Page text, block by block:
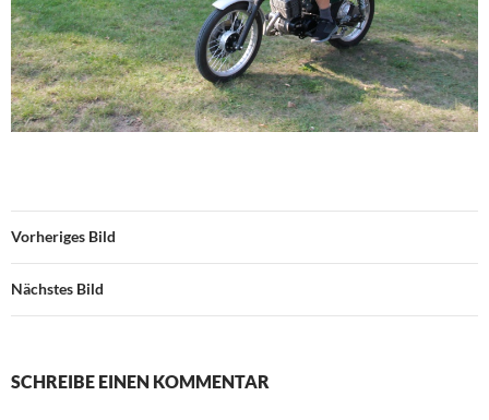
Vorheriges Bild
Nächstes Bild
SCHREIBE EINEN KOMMENTAR